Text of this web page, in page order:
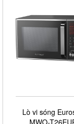
Lò vi sóng
MWO-